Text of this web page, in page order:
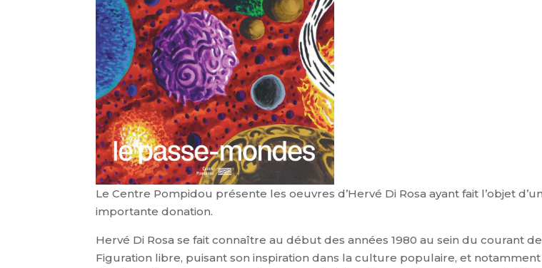
Le Centre Pompidou présente les oeuvres d’Hervé Di Rosa ayant fait l’objet
importante donation.
Hervé Di Rosa se fait connaître au début des années 1980 au sein du courant
Figuration libre, puisant son inspiration dans la culture populaire, et